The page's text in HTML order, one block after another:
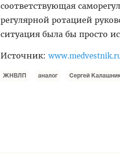
соответствующая
регулярной ротацией
ситуация была бы просто
Источник:
ЖНВЛП аналог Сергей